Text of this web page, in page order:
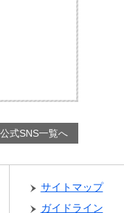
式SNS一覧へ
サイトマップ
ガイドライン